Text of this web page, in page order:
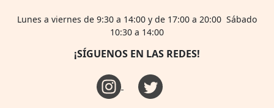
Lunes a viernes de 9:30 a 14:00 y de 17:00 a 20:00 Sábado
10:30 a 14:00
¡SÍGUENOS EN LAS REDES!